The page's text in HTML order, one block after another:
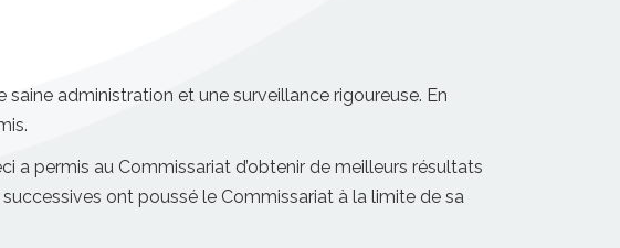
administration et une surveillance rigoureuse. En
a permis au Commissariat d’obtenir de meilleurs résultats
ont poussé le Commissariat à la limite de sa